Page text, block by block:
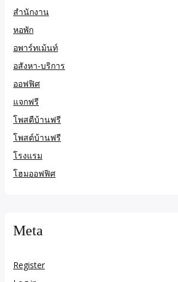
สำนักงาน
หอพัก
อพาร์ทเม้นท์
อสังหา-บริการ
ออฟฟิศ
แจกฟรี
โพสตืบ้านฟรี
โพสต์บ้านฟรี
โรงแรม
โฮมออฟฟิศ
Meta
Register